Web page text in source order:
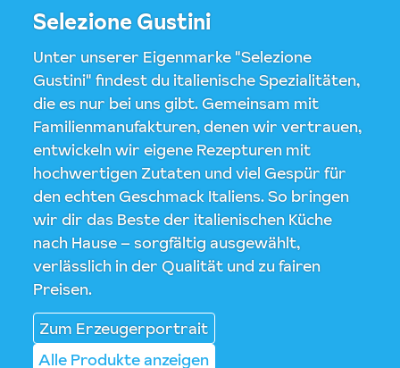
Selezione Gustini
Unter unserer Eigenmarke "Selezione
Gustini" findest du italienische Spezialitäten,
die es nur bei uns gibt. Gemeinsam mit
Familienmanufakturen, denen wir vertrauen,
entwickeln wir eigene Rezepturen mit
hochwertigen Zutaten und viel Gespür für
den echten Geschmack Italiens. So bringen
wir dir das Beste der italienischen Küche
nach Hause – sorgfältig ausgewählt,
verlässlich in der Qualität und zu fairen
Preisen.
Zum Erzeugerportrait
Alle Produkte anzeigen